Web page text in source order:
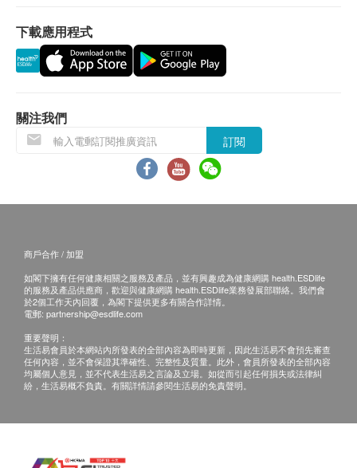
產品而引致的損失、損害、受傷或法律訴訟，健康
網購health.ESDlife概不負責。一切有關的索償或
查詢，須向提供服務之體檢中心或商戶提出。
下載應用程式
關注我們
訂閱
商戶合作 / 加盟
如閣下擁有任何健康相關之服務及產品，並有興趣成為健康網購 health.ESDlife
的服務及產品供應商，歡迎與健康網購 health.ESDlife業務發展部聯絡。我們會
於2個工作天內回覆，為閣下提供更多有關合作詳情。
電郵: partnership@esdlife.com
重要聲明：
生活易會員於本網站內所發表的全部內容為即時更新，因此生活易不會預先審查
任何內容，並不會保證其準確性、完整性及質量。此外，會員所發表的全部內容
均屬個人意見，並不代表生活易之言論及立場。如從而引起任何損失或法律糾
紛，生活易概不負責。有關詳情請參閱生活易的免責聲明。